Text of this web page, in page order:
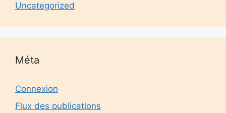
Uncategorized
Méta
Connexion
Flux des publications